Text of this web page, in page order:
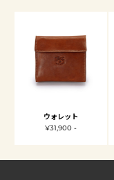
ウォレット
¥31,900 -